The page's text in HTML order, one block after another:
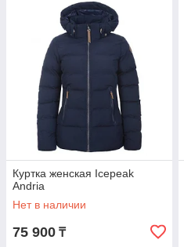
Куртка женская Icepeak
Andria
Нет в наличии
75 900 ₸